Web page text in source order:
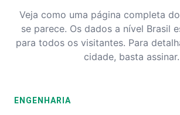
Veja como uma página completa
se parece. Os dados a nível Brasil
para todos os visitantes. Para
cidade, basta assinar.
ENGENHARIA